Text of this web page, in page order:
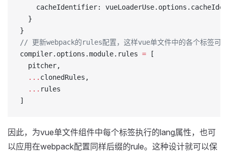
cacheIdentifier:
  }
}
// 更新webpack的rules配置，这样vue单文件中的各个标签可
compiler.options.module.rules = [
  pitcher,
  ...
clonedRules,
  ...
rules
]
因此，为vue单文件组件中每个标签执行的lang属性，也可
以应用在webpack配置同样后缀的rule。这种设计就可以保